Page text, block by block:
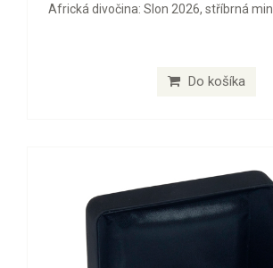
Africká divočina: Slon 2026, stříbrná
Do košíka